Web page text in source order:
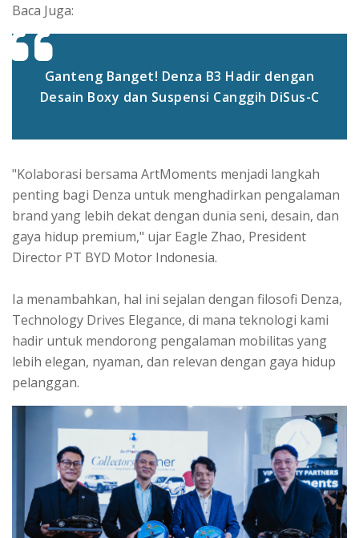
Baca Juga:
Ganteng Banget! Denza B3 Hadir dengan
Desain Boxy dan Suspensi Canggih DiSus-C
"Kolaborasi bersama ArtMoments menjadi langkah
penting bagi Denza untuk menghadirkan pengalaman
brand yang lebih dekat dengan dunia seni, desain, dan
gaya hidup premium," ujar Eagle Zhao, President
Director PT BYD Motor Indonesia.
Ia menambahkan, hal ini sejalan dengan filosofi Denza,
Technology Drives Elegance, di mana teknologi kami
hadir untuk mendorong pengalaman mobilitas yang
lebih elegan, nyaman, dan relevan dengan gaya hidup
pelanggan.